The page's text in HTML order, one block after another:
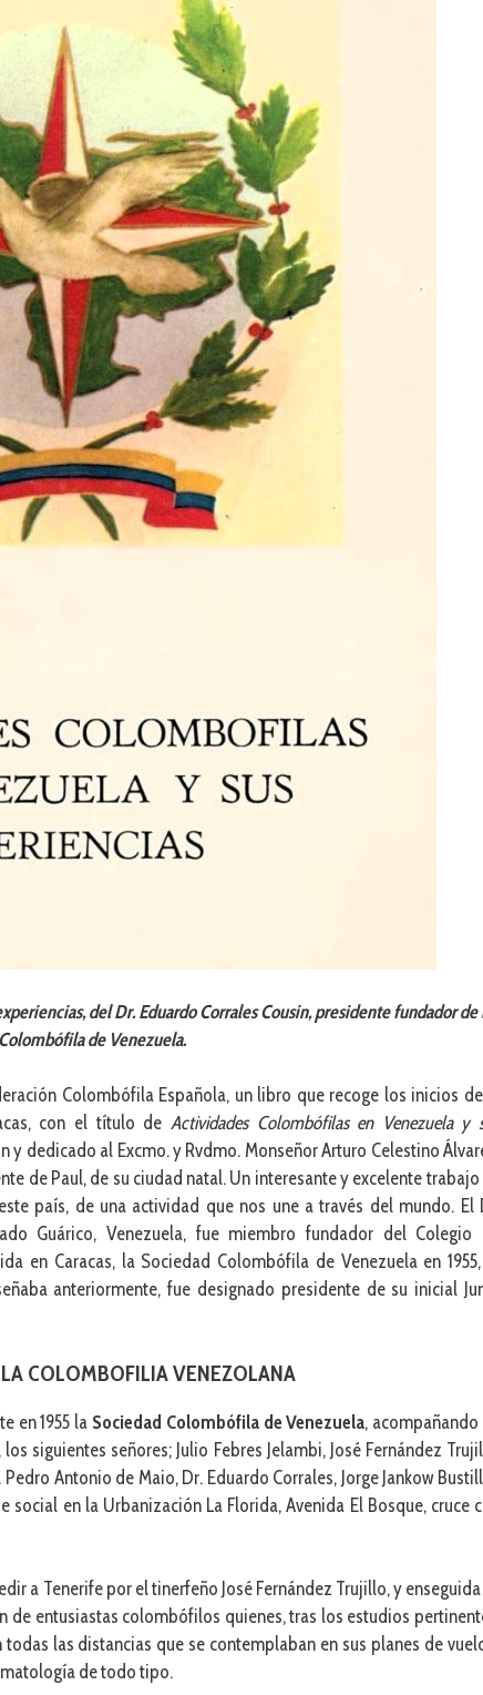
del Dr. Eduardo Corrales Cousin, presidente fundador de
de Venezuela.
Colombófila Española, un libro que recoge los inicios
con el título de Actividades Colombófilas en Venezuela y
y dedicado al Excmo. y Rvdmo. Monseñor Arturo Celestino
de Paul, de su ciudad natal. Un interesante y excelente trabajo
país, de una actividad que nos une a través del mundo. El
Guárico, Venezuela, fue miembro fundador del Colegio
en Caracas, la Sociedad Colombófila de Venezuela en
anteriormente, fue designado presidente de su inicial
COLOMBOFILIA VENEZOLANA
en 1955 la Sociedad Colombófila de Venezuela, acompañando
siguientes señores; Julio Febres Jelambi, José Fernández
Antonio de Maio, Dr. Eduardo Corrales, Jorge Jankow
social en la Urbanización La Florida, Avenida El Bosque, cruce
a Tenerife por el tinerfeño José Fernández Trujillo, y
de entusiastas colombófilos quienes, tras los estudios
las distancias que se contemplaban en sus planes de
de todo tipo.